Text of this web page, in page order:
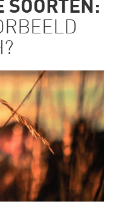
SOORTEN: